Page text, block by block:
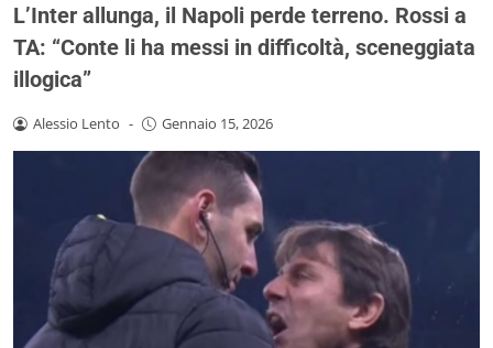
L’Inter allunga, il Napoli perde terreno. Rossi a
TA: “Conte li ha messi in difficoltà, sceneggiata
illogica”
Alessio Lento - Gennaio 15, 2026